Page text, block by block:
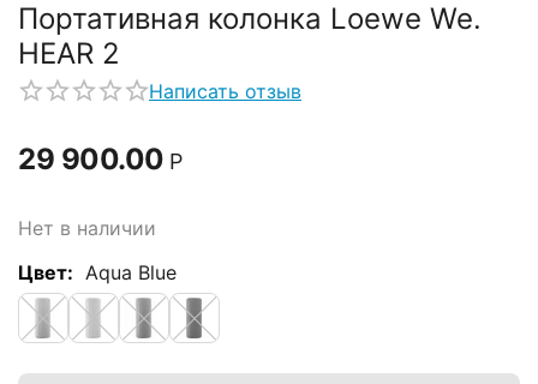
Портативная колонка Loewe We.
HEAR 2
Написать отзыв
29 900.00 Р
Нет в наличии
Цвет: Aqua Blue